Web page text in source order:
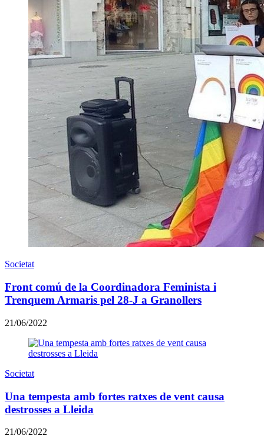
Societat
Front comú de la Coordinadora Feminista i
Trenquem Armaris pel 28-J a Granollers
21/06/2022
Societat
Una tempesta amb fortes ratxes de vent causa
destrosses a Lleida
21/06/2022